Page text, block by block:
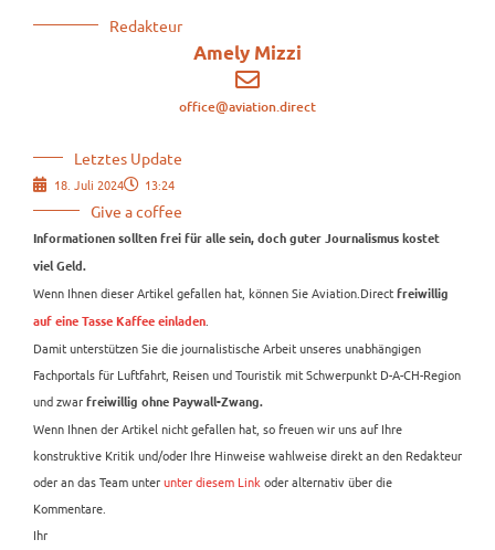
Redakteur
Amely Mizzi
office@aviation.direct
Letztes Update
18. Juli 2024 13:24
Give a coffee
Informationen sollten frei für alle sein, doch guter Journalismus kostet
viel Geld.
Wenn Ihnen dieser Artikel gefallen hat, können Sie Aviation.Direct freiwillig
auf eine Tasse Kaffee einladen
Damit unterstützen Sie die journalistische Arbeit unseres unabhängigen
Fachportals für Luftfahrt, Reisen und Touristik mit Schwerpunkt D-A-CH-Region
und zwar freiwillig ohne Paywall-Zwang.
Wenn Ihnen der Artikel nicht gefallen hat, so freuen wir uns auf Ihre
konstruktive Kritik und/oder Ihre Hinweise wahlweise direkt an den Redakteur
oder an das Team unterunter diesem Link oder alternativ über die
Kommentare.
Ihr